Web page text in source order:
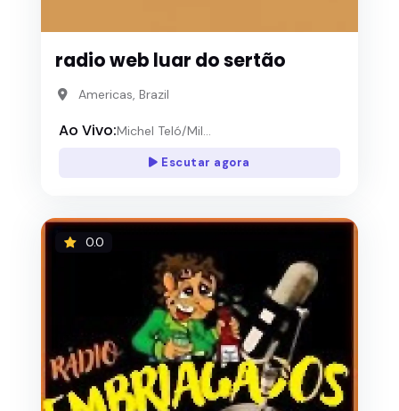
radio web luar do sertão
Americas, Brazil
Ao Vivo:Michel Teló/Mil...
Escutar agora
0.0